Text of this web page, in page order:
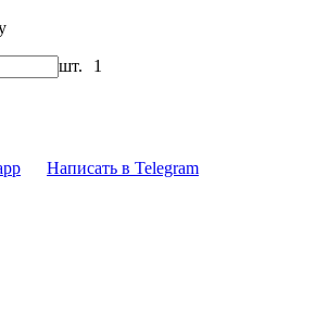
шт. 1
Написать в Telegram